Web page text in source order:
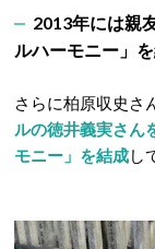
2013年には親
ルハーモニー」
さらに柏原収史さ
ルの徳井義実さん
モニー」を結成し